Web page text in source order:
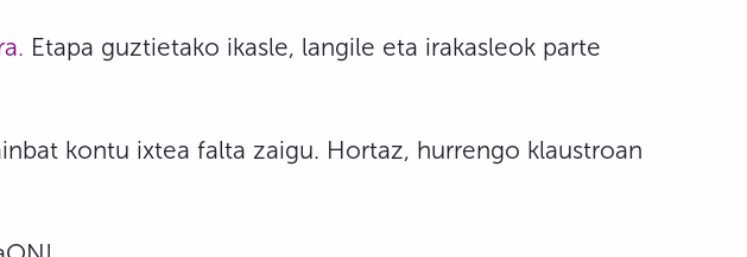
Etapa guztietako ikasle, langile eta irakasleok parte
kontu ixtea falta zaigu. Hortaz, hurrengo klaustroan